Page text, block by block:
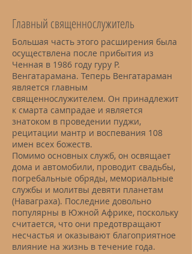
Главный священнослужитель
Большая часть этого расширения была
осуществлена после прибытия из
Ченная в 1986 году гуру Р.
Венгатарамана. Теперь Венгатараман
является главным
священнослужителем. Он принадлежит
к смарта сампрадае и является
знатоком в проведении пуджи,
рецитации мантр и воспевания 108
имен всех божеств.
Помимо основных служб, он освящает
дома и автомобили, проводит свадьбы,
погребальные обряды, мемориальные
службы и молитвы девяти планетам
(Наваграха). Последние довольно
популярны в Южной Африке, поскольку
считается, что они предотвращают
несчастья и оказывают благоприятное
влияние на жизнь в течение года.